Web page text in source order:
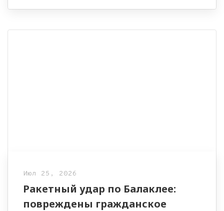
Июл 25, 2026
Ракетный удар по Балаклее:
повреждены гражданское